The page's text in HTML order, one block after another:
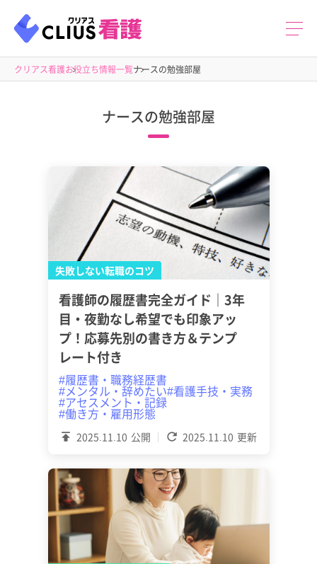
クリアス看護お役立ち情報一覧ナースの勉強部屋
ナースの勉強部屋
失敗しない転職のコツ
2025.11.10 公開 2025.11.10 更新
看護師の履歴書完全ガイド｜3年
目・夜勤なし希望でも印象アッ
プ！応募先別の書き方＆テンプ
レート付き
#履歴書・職務経歴書
#メンタル・辞めたい#看護手技・実務
#アセスメント・記録
#働き方・雇用形態